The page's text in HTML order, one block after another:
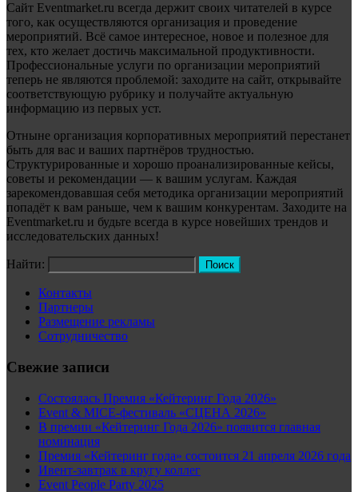
Сайт Eventmarket.ru всегда держит своих читателей в курсе
того, как осуществляются организация и проведение
мероприятий. Всё самое интересное, новое и полезное для
тех, кто желает достичь максимальной продуктивности.
Профессиональные услуги по организации мероприятий
теперь не являются проблемой: заходите на сайт, открывайте
соответствующую рубрику и получайте актуальную
информацию из первых уст.
Отныне организация корпоративных мероприятий перестанет
быть для вас и ваших партнёров трудностью.
Структурированные и хорошо проанализированные кейсы,
советы и рекомендации — к вашим услугам. Каждая
зарекомендовавшая себя методика организации мероприятий
попадёт к вам раньше, чем к вашим конкурентам. Заходите на
Eventmarket.ru и будьте всегда в курсе новейших трендов и
исследовательских данных!
Найти:
Контакты
Партнеры
Размещение рекламы
Сотрудничество
Свежие записи
Состоялась Премия «Кейтеринг Года 2026»
Event & MICE-фестиваль «СЦЕНА 2026»
В премии «Кейтеринг Года 2026» появится главная
номинация
Премия «Кейтеринг года» состоится 21 апреля 2026 года
Ивент-завтрак в кругу коллег
Event People Party 2025